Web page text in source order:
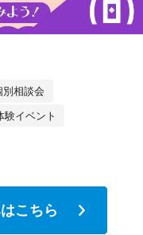
別相談会
験イベント
こちら